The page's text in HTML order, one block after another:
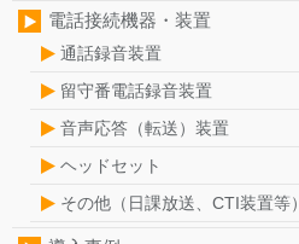
電話接続機器・装置
通話録音装置
留守番電話録音装置
音声応答（転送）装置
ヘッドセット
その他（日課放送、CTI装置等）